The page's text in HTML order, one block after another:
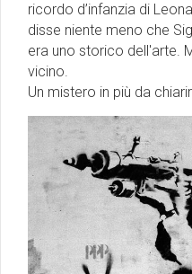
ricordo d’infanzia di
disse niente meno che
era uno storico dell'arte.
vicino.
Un mistero in più da